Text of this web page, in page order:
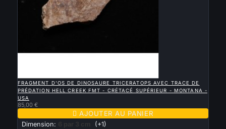
FRAGMENT D'OS DE DINOSAURE TRICERATOPS AVEC TRACE DE
PRÉDATION HELL CREEK FMT - CRÉTACÉ SUPÉRIEUR - MONTANA -
USA
85,00 €
 AJOUTER AU PANIER
Dimension: 6 par 3 cm (+1)